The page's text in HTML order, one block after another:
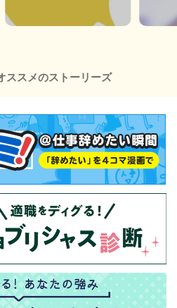
ススメのストーリーズ